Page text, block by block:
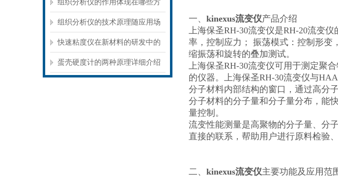
组织分析仪的作用体现在哪些方
面？
组织分析仪的技术原理随应用场
景不同存在明显差异
快速粘度仪在新材料的研发中的
应用
蛋壳硬度计的两种原理详细介绍
一、 kinexus流变仪产品介绍
上海保圣RH-30流变仪是RH-20流变
率，控制应力； 振荡模式：控制形变
缩振荡和旋转的叠加测试。
上海保圣RH-30流变仪可用于测定聚
的仪器。上海保圣RH-30流变仪与
分子材料内部结构的窗口，通过高分
分子材料的分子量和分子量分布，能
量控制。
流变性能测量是高聚物的分子量、分
直接的联系，帮助用户进行原料检验
二、 kinexus流变仪主要功能及应用范